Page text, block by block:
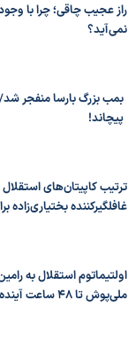
راز عجیب چاقی؛ چرا با
نمی‌آید؟
بمب بزرگ بارسا منفجر شد/
پیچاند!
ترتیب کاپیتان‌های
غافلگیرکننده
اولتیماتوم استقلال به
ملی‌پوش تا ۴۸ ساعت آینده مشخص می‌شود